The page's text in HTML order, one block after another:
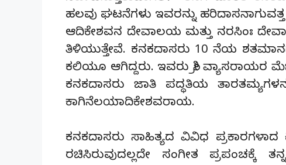
ಹಲವು ಘಟನೆಗಳು ಇವರನ್ನು
ಆದಿಕೇಶವನ ದೇವಾಲಯ ಮತ್ತು ನರಸಿಂಃ
ತಿಳಿಯುತ್ತೇವೆ. ಕನಕದಾಸರು 10 ನೆಯ
ಕಲಿಯೂ ಆಗಿದ್ದರು. ಇವರು ಶ್ರೀ ವ್ಯಾಸರಾಯರ
ಕನಕದಾಸರು ಜಾತಿ ಪದ್ಧತಿಯ
ಕಾಗಿನೆಲಯಾದಿಕೇಶವರಾಯ.
ಕನಕದಾಸರು ಸಾಹಿತ್ಯದ ವಿವಿಧ
ರಚಿಸಿರುವುದಲ್ಲದೇ ಸಂಗೀತ ಪ್ರಪಂಚಕ್ಕೆ